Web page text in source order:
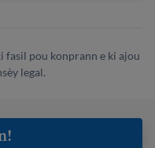
fasil pou konprann e ki ajou
legal.